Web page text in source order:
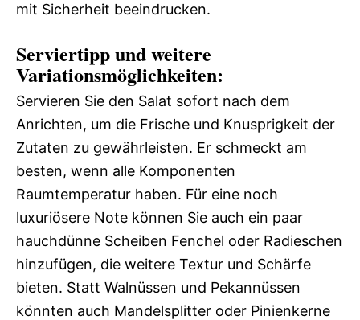
mit Sicherheit beeindrucken.
Serviertipp und weitere
Variationsmöglichkeiten:
Servieren Sie den Salat sofort nach dem
Anrichten, um die Frische und Knusprigkeit der
Zutaten zu gewährleisten. Er schmeckt am
besten, wenn alle Komponenten
Raumtemperatur haben. Für eine noch
luxuriösere Note können Sie auch ein paar
hauchdünne Scheiben Fenchel oder Radieschen
hinzufügen, die weitere Textur und Schärfe
bieten. Statt Walnüssen und Pekannüssen
könnten auch Mandelsplitter oder Pinienkerne